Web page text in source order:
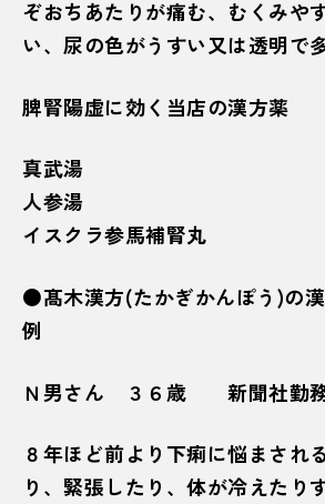
ぞおちあたりが痛む、むくみや
い、尿の色がうすい又は透明で
脾腎陽虚に効く当店の漢方薬
真武湯
人参湯
イスクラ参馬補腎丸
●髙木漢方(たかぎかんぽう)の
例
Ｎ男さん ３６歳 新聞社勤
８年ほど前より下痢に悩まされ
り、緊張したり、体が冷えたり